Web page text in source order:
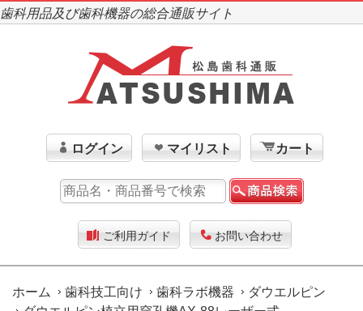
歯科用品及び歯科機器の総合通販サイト
ログイン マイリスト カート
ご利用ガイド お問い合わせ
ホーム 歯科技工向け 歯科ラボ機器
ダウエルピン